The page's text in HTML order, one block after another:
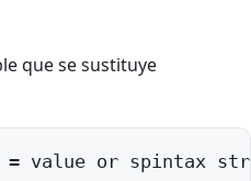
que se sustituye